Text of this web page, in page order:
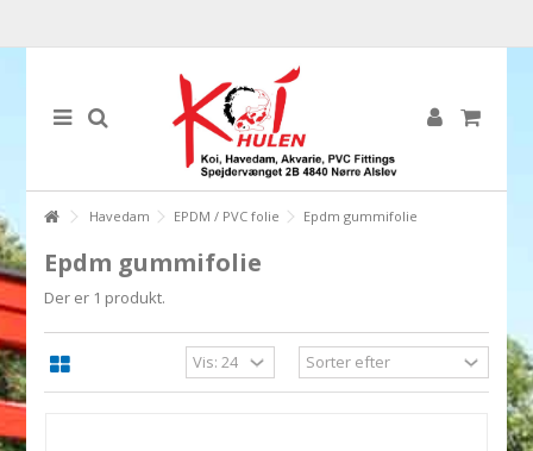
Havedam EPDM / PVC folie Epdm gummifolie
Epdm gummifolie
Der er 1 produkt.